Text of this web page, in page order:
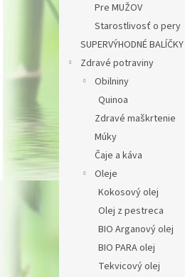
Pre MUŽOV
Starostlivosť o pery
SUPERVÝHODNÉ BALÍČKY
Zdravé potraviny
Obilniny
Quinoa
Zdravé maškrtenie
Múky
Čaje a káva
Oleje
Kokosový olej
Olej z pestreca
BIO Arganový olej
BIO PARA olej
Tekvicový olej